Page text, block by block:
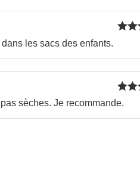
les sacs des enfants.
Rated
sèches. Je recommande.